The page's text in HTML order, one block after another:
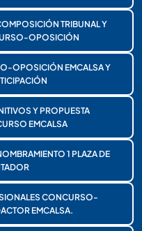
TRIBUNAL Y
OPOSICIÓN
OPOSICIÓN EMCALSA Y
Y PROPUESTA
EMCALSA
1 PLAZA DE
CONCURSO-
EMCALSA.